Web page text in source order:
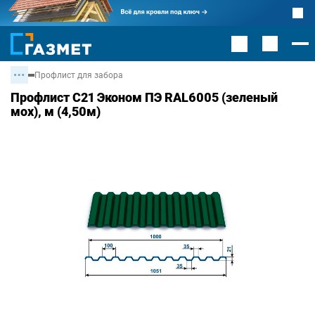
Профлист для забора
Профлист С21 Эконом ПЭ RAL6005 (зеленый
мох), м (4,50м)